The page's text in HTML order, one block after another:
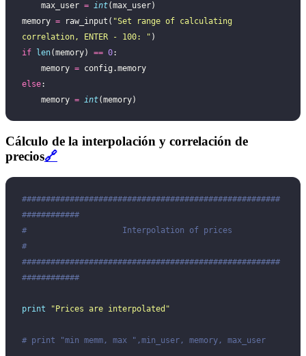
    max_user
= int(max_user)
memory = raw_input( "Set range of calculating
correlation, ENTER - 100:
" )
if len(memory) == 0:
    memory
= config.memory
else:
    memory
= int(memory)
Cálculo de la interpolación y correlación de
precios🔗
######################################################
############
#                    Interpolation of prices
#
######################################################
############
print "Prices are interpolated "
# print "min memm, max ",min_user, memory, max_user